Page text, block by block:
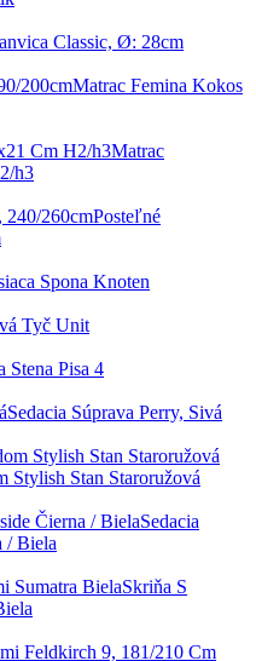
Classic, Ø: 28cm
Matrac Femina Kokos
Matrac
h3
Posteľné
Spona Knoten
Tyč Unit
Stena Pisa 4
Sedacia Súprava Perry, Sivá
Stylish Stan Staroružová
Sedacia
/ Biela
Skriňa S